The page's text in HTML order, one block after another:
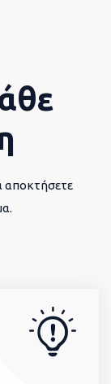
αποκτήσετε